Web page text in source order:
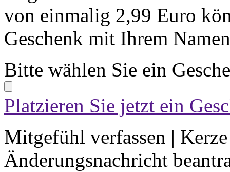
von einmalig 2,99 Euro
Geschenk mit Ihrem
Bitte wählen Sie ein
Platzieren Sie jetzt ein
Mitgefühl verfassen |
Änderungsnachricht